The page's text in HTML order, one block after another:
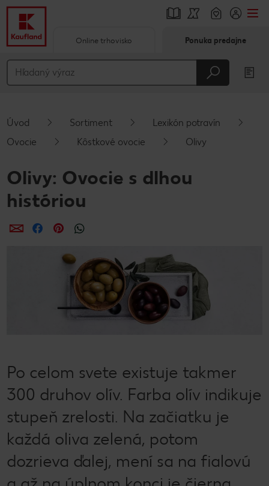
Hlavný obsah
Vyskakovací bočný panel
Online trhovisko Ponuka predajne
Úvod Sortiment
Lexikón potravín
Ovocie
Kôstkové ovocie Olivy
Olivy: Ovocie s dlhou
históriou
ZdieľaťZdieľaťZdieľať
Po celom svete existuje takmer
300 druhov olív. Farba olív indikuje
stupeň zrelosti. Na začiatku je
každá oliva zelená, potom
dozrieva ďalej, mení sa na fialovú